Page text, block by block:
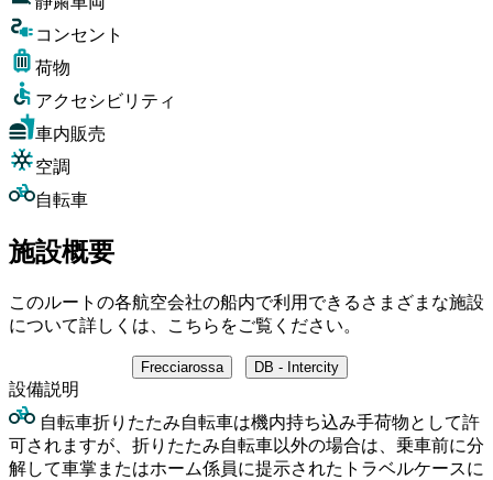
コンセント
荷物
アクセシビリティ
車内販売
空調
自転車
施設概要
このルートの各航空会社の船内で利用できるさまざまな施設
について詳しくは、こちらをご覧ください。
Frecciarossa DB - Intercity
設備説明
自転車折りたたみ自転車は機内持ち込み手荷物として許
可されますが、折りたたみ自転車以外の場合は、乗車前に分
解して車掌またはホーム係員に提示されたトラベルケースに